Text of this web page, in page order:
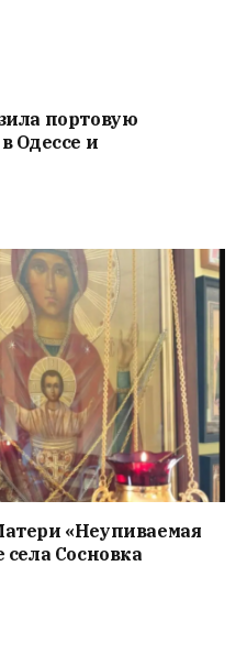
портовую
Одессе и
«Неупиваемая
Сосновка